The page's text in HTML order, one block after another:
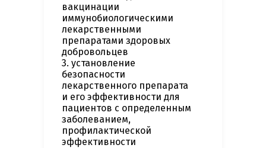
вакцинации
иммунобиологическими
лекарственными
препаратами здоровых
добровольцев
3. установление
безопасности
лекарственного препарата
и его эффективности для
пациентов с определенным
заболеванием,
профилактической
эффективности